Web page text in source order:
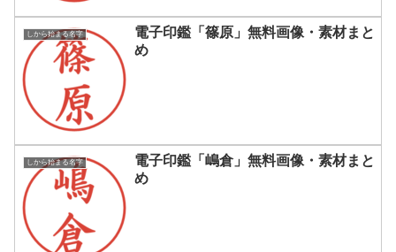
しから始まる名字
電子印鑑「篠原」無料画像・素材まと
め
しから始まる名字
電子印鑑「嶋倉」無料画像・素材まと
め